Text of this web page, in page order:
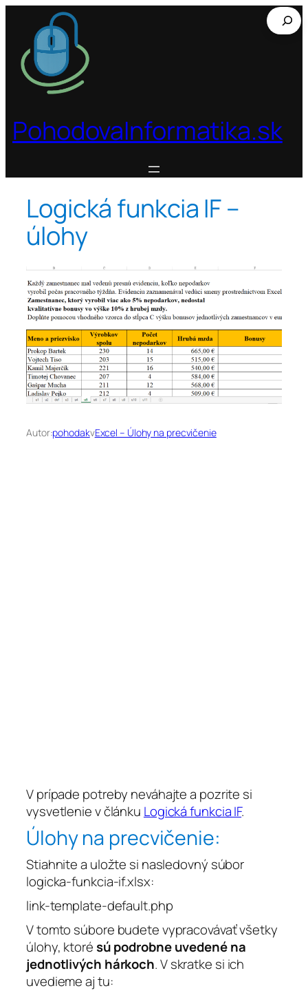
obsah
PohodovaInformatika.sk
Hľadať
Logická funkcia IF –
úlohy
Autor:pohodakvExcel – Úlohy na precvičenie
V prípade potreby neváhajte a pozrite si
vysvetlenie v článku Logická funkcia IF.
Úlohy na precvičenie:
Stiahnite a uložte si nasledovný súbor
logicka-funkcia-if.xlsx:
link-template-default.php
V tomto súbore budete vypracovávať všetky
úlohy, ktorésú podrobne uvedené na
jednotlivých hárkoch. V skratke si ich
uvedieme aj tu: